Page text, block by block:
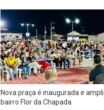
Nova praça é inaugurada e
bairro Flor da Chapada